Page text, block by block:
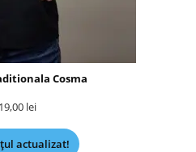
Cosma
lei
actualizat!